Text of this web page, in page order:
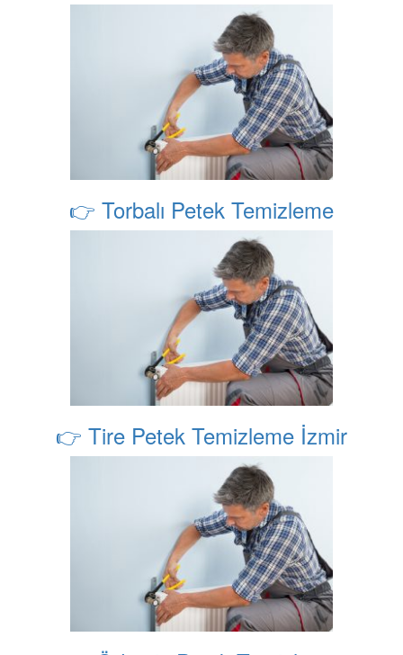
👉 Torbalı Petek Temizleme
👉 Tire Petek Temizleme İzmir